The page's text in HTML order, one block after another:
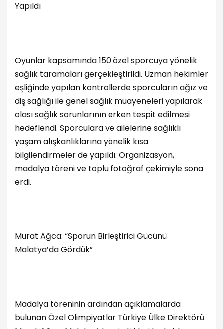
Yapıldı
Oyunlar kapsamında 150 özel sporcuya yönelik
sağlık taramaları gerçekleştirildi. Uzman hekimler
eşliğinde yapılan kontrollerde sporcuların ağız ve
diş sağlığı ile genel sağlık muayeneleri yapılarak
olası sağlık sorunlarının erken tespit edilmesi
hedeflendi. Sporculara ve ailelerine sağlıklı
yaşam alışkanlıklarına yönelik kısa
bilgilendirmeler de yapıldı. Organizasyon,
madalya töreni ve toplu fotoğraf çekimiyle sona
erdi.
Murat Ağca: “Sporun Birleştirici Gücünü
Malatya’da Gördük”
Madalya töreninin ardından açıklamalarda
bulunan Özel Olimpiyatlar Türkiye Ülke Direktörü